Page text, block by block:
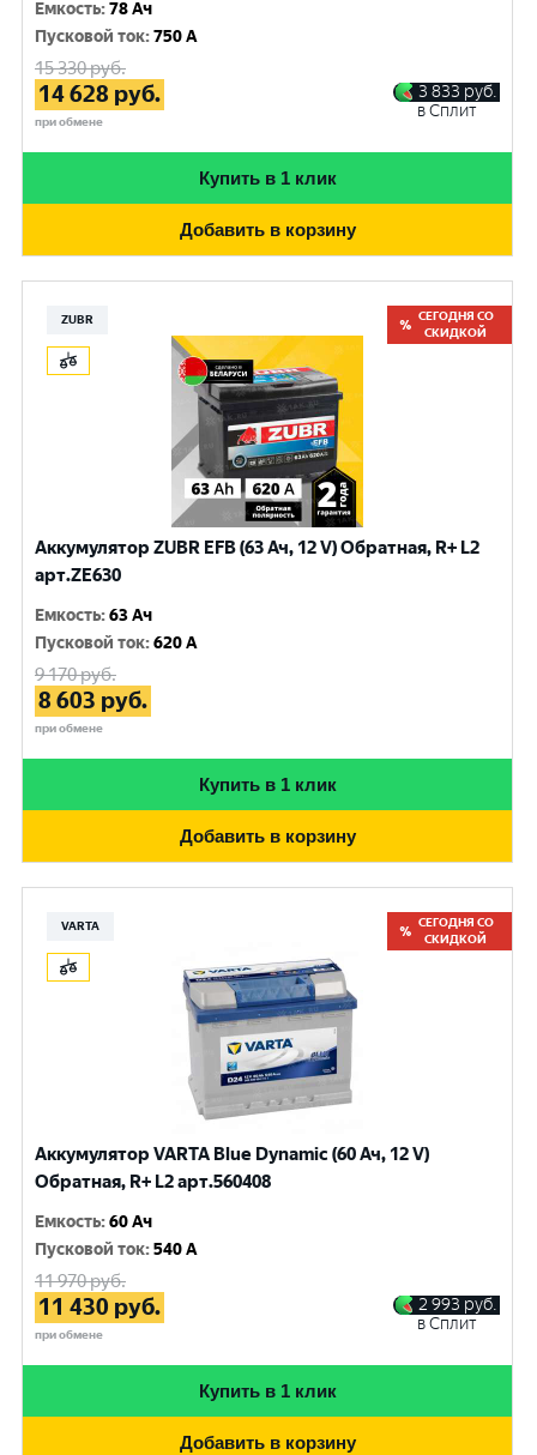
Емкость:78 Ач
Пусковой ток:750 A
15 330руб.
14 628 руб.
при обмене
3 833 руб.
в Сплит
Купить в 1 клик
Добавить в корзину
ZUBR
СЕГОДНЯ СО
СКИДКОЙ
Аккумулятор ZUBR EFB (63 Ач, 12 V) Обратная, R+ L2
арт.ZE630
Емкость:63 Ач
Пусковой ток:620 A
9 170руб.
8 603 руб.
при обмене
Купить в 1 клик
Добавить в корзину
VARTA
СЕГОДНЯ СО
СКИДКОЙ
Аккумулятор VARTA Blue Dynamic (60 Ач, 12 V)
Обратная, R+ L2 арт.560408
Емкость:60 Ач
Пусковой ток:540 A
11 970руб.
11 430 руб.
при обмене
2 993 руб.
в Сплит
Купить в 1 клик
Добавить в корзину